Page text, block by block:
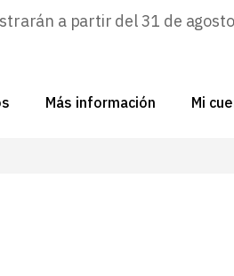
a partir del 31 de
Más información Mi